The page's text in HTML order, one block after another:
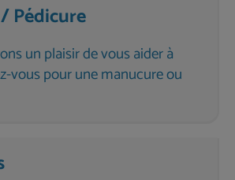
Pédicure
un plaisir de vous aider à
vous pour une manucure ou